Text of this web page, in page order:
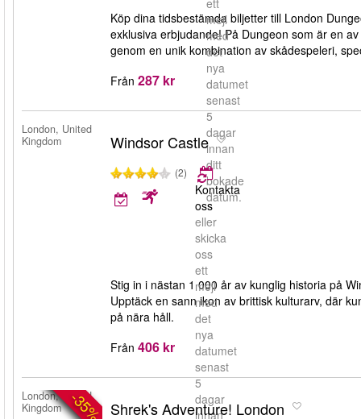
ett
mejl
med
det
nya
datumet
senast
5
dagar
innan
ditt
bokade
datum.
Köp dina tidsbestämda biljetter till London
exklusiva erbjudande! På Dungeon som är en
genom en unik kombination av skådespeleri,
Från 287 kr
London, United
Kingdom
Windsor Castle
(2)
Kontakta
oss
eller
skicka
oss
ett
mejl
med
det
nya
datumet
senast
5
dagar
innan
Stig in i nästan 1 000 år av kunglig historia på
Upptäck en sann ikon av brittisk kulturarv, där
på nära håll.
Från 406 kr
-35%
London, United
Kingdom
Shrek's Adventure! London